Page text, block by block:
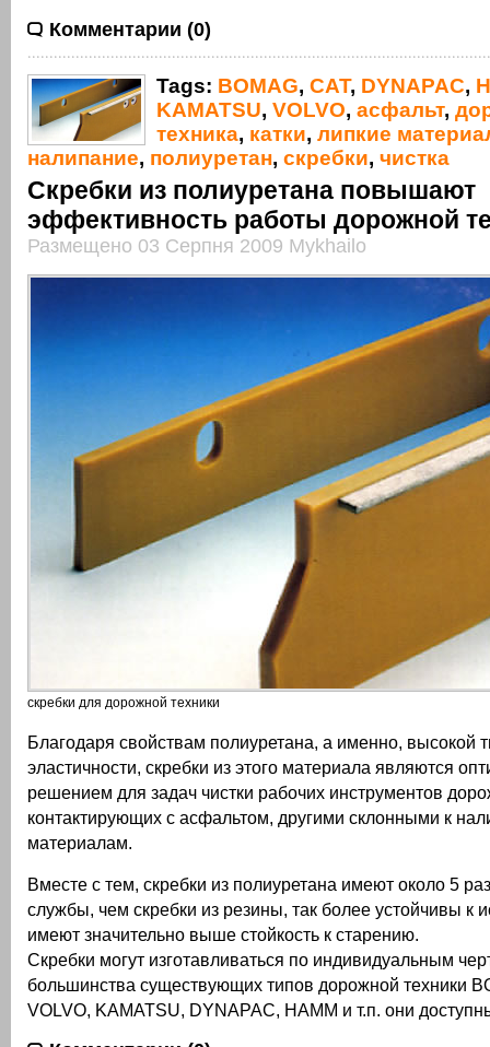
Комментарии (0)
Tags: BOMAG, CAT, DYNAPAC,
KAMATSU, VOLVO, асфальт,
техника, катки, липкие
налипание, полиуретан, скребки, чистка
Скребки из полиуретана повышают
эффективность работы дорожной
Размещено 03 Серпня 2009 Mykhailo
скребки для дорожной техники
Благодаря свойствам полиуретана, а именно, высокой
эластичности, скребки из этого материала являются
решением для задач чистки рабочих инструментов
контактирующих с асфальтом, другими склонными к
материалам.
Вместе с тем, скребки из полиуретана имеют около 5
службы, чем скребки из резины, так более устойчивы к
имеют значительно выше стойкость к старению.
Скребки могут изготавливаться по индивидуальным
большинства существующих типов дорожной техники
VOLVO, KAMATSU, DYNAPAC, HAMМ и т.п. они